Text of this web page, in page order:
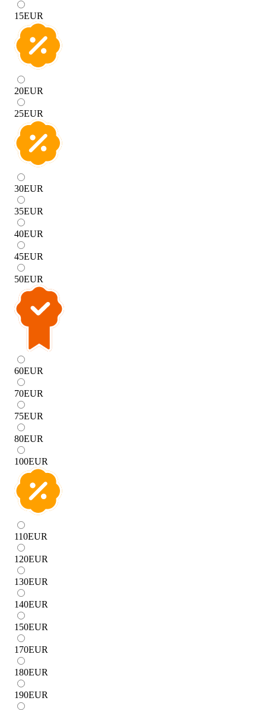
15EUR
20EUR
25EUR
30EUR
35EUR
40EUR
45EUR
50EUR
60EUR
70EUR
75EUR
80EUR
100EUR
110EUR
120EUR
130EUR
140EUR
150EUR
170EUR
180EUR
190EUR